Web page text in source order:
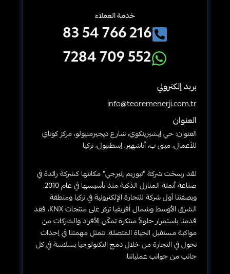
خدمة العملاء
216 766 54 83
552 709 7284
بريد إلكتروني
info@teoremenerji.com.tr
العنوان
العنوان: حي إيشيرينكوي، شارع ديجيرمنيولو، مركز كوتاي
للأعمال، مبنى ب، أتاشهير، إسطنبول، تركيا
لقد رسخت شركة "تيوريم إنيرجي" مكانتها كشركة رائدة في
صناعة أتمتة المنازل الذكية منذ تأسيسها في عام 2010.
وبصفتنا أول شركة للتجارة الإلكترونية في تركيا ومنطقة
الشرق الأوسط وشمال أفريقيا تركز على منتجات KNX، فقد
قدمنا باستمرار حلولاً مبتكرة تمكّن الأفراد والشركات من
مواكبة مستقبل الحياة المتصلة. تتمثل مهمتنا في إحداث
تحول في التجارة من خلال دمج التكنولوجيا بسلاسة في كل
جانب من جوانب عملياتنا.